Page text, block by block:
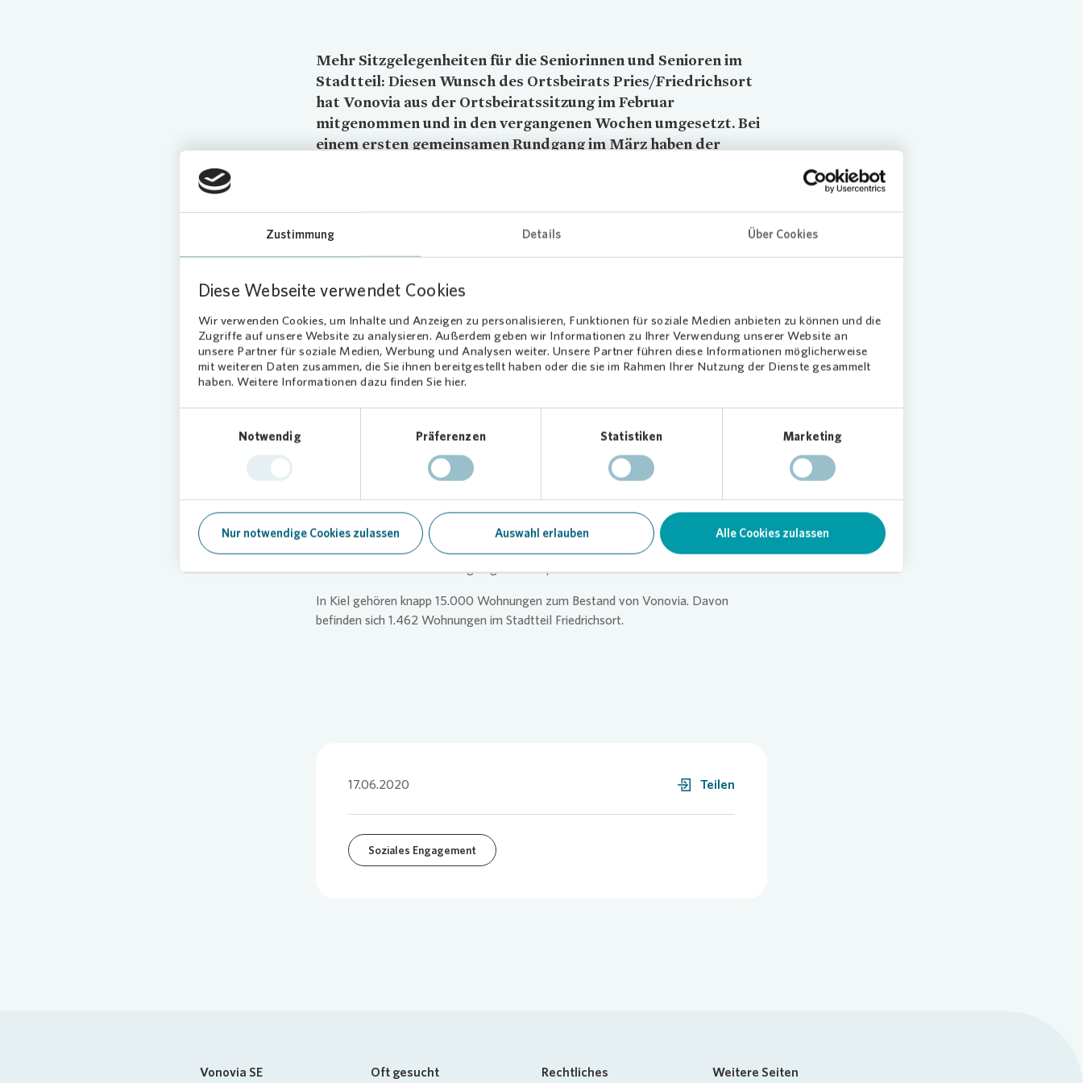
Zustimmung Details Über Cookies
Diese Webseite verwendet Cookies
Wir verwenden Cookies, um Inhalte und Anzeigen zu personalisieren, Funktionen für soziale Medien anbieten zu können und die
Zugriffe auf unsere Website zu analysieren. Außerdem geben wir Informationen zu Ihrer Verwendung unserer Website an
unsere Partner für soziale Medien, Werbung und Analysen weiter. Unsere Partner führen diese Informationen möglicherweise
mit weiteren Daten zusammen, die Sie ihnen bereitgestellt haben oder die sie im Rahmen Ihrer Nutzung der Dienste gesammelt
haben. Weitere Informationen dazu finden Sie hier.
Notwendig
Präferenzen Statistiken Marketing
Nur notwendige Cookies zulassen Auswahl erlauben Alle Cookies zulassen
Mehr Sitzgelegenheiten für die Seniorinnen und Senioren im
Stadtteil: Diesen Wunsch des Ortsbeirats Pries/Friedrichsort
hat Vonovia aus der Ortsbeiratssitzung im Februar
mitgenommen und in den vergangenen Wochen umgesetzt. Bei
einem ersten gemeinsamen Rundgang im März haben der
Beiden war hierbei wichtig, dass die neuen Sitzgelegenheiten zwischen dem
dort ansässigen Seniorinnen und Senioren genügend Möglichkeiten zur Erholung
befinden sich nun im Julius-Fürst-Weg und in der Timm-Kröger-Straße – den beiden
Hauptzugangsstraßen zu den Einkaufsmöglichkeiten in Friedrichsort. Auf jeder
Straßenseite steht eine Bank.
Rückmeldungen von Mieterinnen und Mietern erhalten.
„Schön, wenn eine Wohnungsbaugesellschaft sich so bereitwillig das Wohl aller
erfüllt“, sagt Hans-Meinert Redlin.
Kai Morgenstern fügt hinzu: „Wir freuen uns, dass wir den Wunsch des Ortsbeirats
schnell erfüllen konnten. Wir hoffen, dass vor allem die älteren Menschen im
Stadtteil von den neuen Sitzgelegenheiten profitieren werden.“
In Kiel gehören knapp 15.000 Wohnungen zum Bestand von Vonovia. Davon
befinden sich 1.462 Wohnungen im Stadtteil Friedrichsort.
17.06.2020 Teilen
Soziales Engagement
Vonovia SE Oft gesucht Rechtliches Weitere Seiten